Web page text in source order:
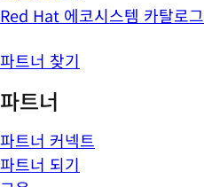
Red Hat 에코시스템 카탈로그
파트너 찾기
파트너
파트너 커넥트
파트너 되기